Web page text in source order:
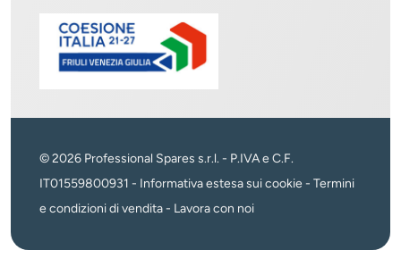
© 2026 Professional Spares s.r.l. - P.IVA e C.F.
IT01559800931 - Informativa estesa sui cookie - Termini
e condizioni di vendita- Lavora con noi